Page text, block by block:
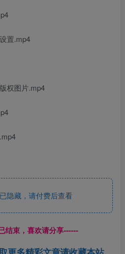
置.mp4
权图片.mp4
隐藏，请付费后查看
结束，喜欢请分享------